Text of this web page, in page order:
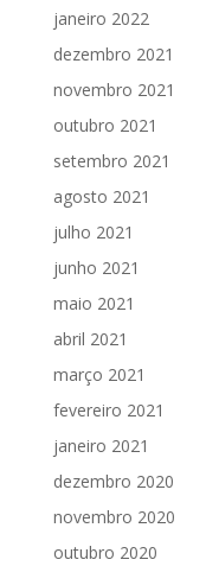
janeiro 2022
dezembro 2021
novembro 2021
outubro 2021
setembro 2021
agosto 2021
julho 2021
junho 2021
maio 2021
abril 2021
março 2021
fevereiro 2021
janeiro 2021
dezembro 2020
novembro 2020
outubro 2020